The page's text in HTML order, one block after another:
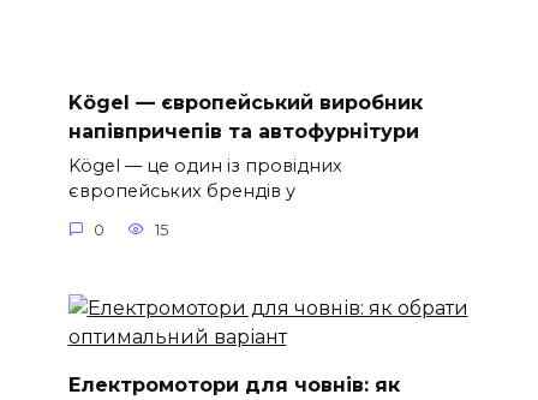
Kögel — європейський виробник
напівпричепів та автофурнітури
Kögel — це один із провідних
європейських брендів у
0 15
Електромотори для човнів: як